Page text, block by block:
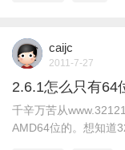
caijc
2011-7-27
2.6.1怎么只有64
千辛万苦从
AMD64位的。想知道